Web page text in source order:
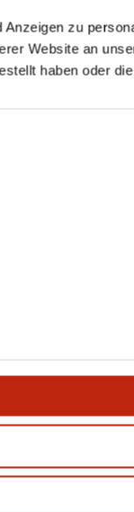
zu
Website an
haben oder